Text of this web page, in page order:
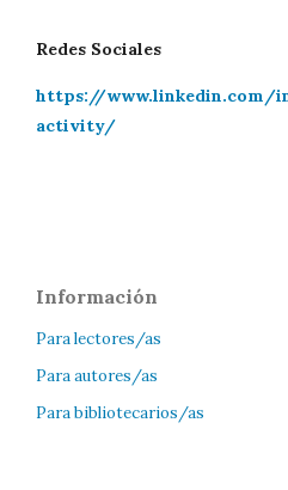
Redes Sociales
https://www.linkedin.com/
activity/
Información
Para lectores/as
Para autores/as
Para bibliotecarios/as